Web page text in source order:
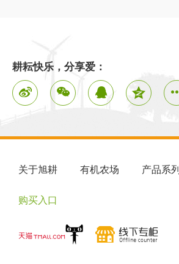
耕耘快乐，分享爱：
关于旭耕 有机农场 产品系列
购买入口